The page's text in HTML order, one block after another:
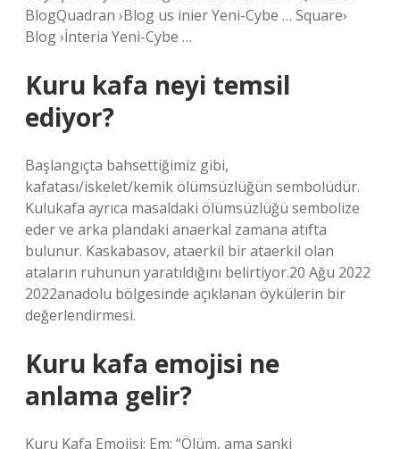
BlogQuadran ›Blog us inier Yeni-Cybe … Square›
Blog ›İnteria Yeni-Cybe …
Kuru kafa neyi temsil
ediyor?
Başlangıçta bahsettiğimiz gibi,
kafatası/iskelet/kemik ölümsüzlüğün sembolüdür.
Kulukafa ayrıca masaldaki ölümsüzlüğü sembolize
eder ve arka plandaki anaerkal zamana atıfta
bulunur. Kaskabasov, ataerkil bir ataerkil olan
ataların ruhunun yaratıldığını belirtiyor.20 Ağu 2022
2022anadolu bölgesinde açıklanan öykülerin bir
değerlendirmesi.
Kuru kafa emojisi ne
anlama gelir?
Kuru Kafa Emojisi: Em: “Ölüm, ama sanki